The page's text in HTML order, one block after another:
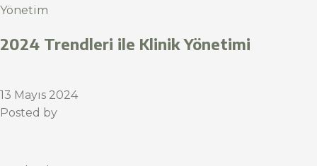
Yönetim
2024 Trendleri ile Klinik Yönetimi
13 Mayıs 2024
Posted by